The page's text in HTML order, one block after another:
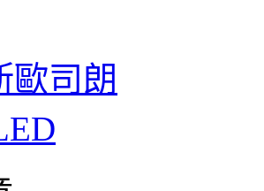
歐司朗